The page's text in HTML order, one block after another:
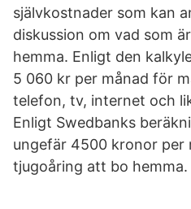
självkostnader som kan
diskussion om vad som
hemma. Enligt den
5 060 kr per månad för
telefon, tv, internet och
Enligt Swedbanks
ungefär 4500 kronor per
tjugoåring att bo hemma.